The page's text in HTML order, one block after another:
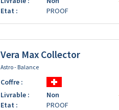
Etat :
PROOF
Vera Max Collector
Astro - Balance
Coffre :
Livrable :
Non
Etat :
PROOF